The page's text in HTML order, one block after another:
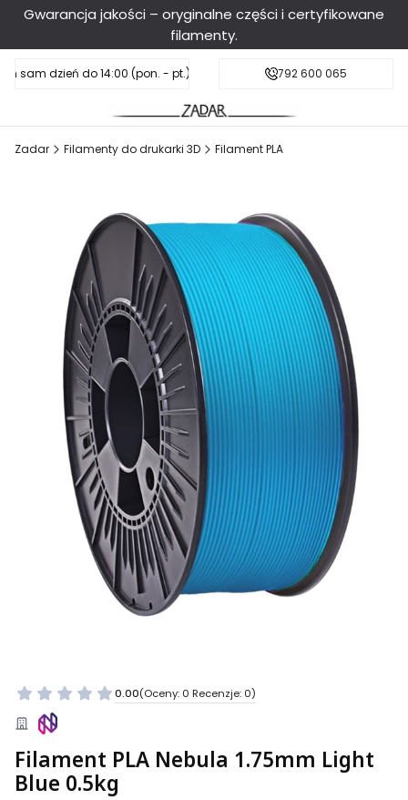
Gwarancja jakości – oryginalne części i certyfikowane
filamenty.
sam dzień do 14:00 (pon. - pt.), sobota do 11:00Darmowa dostawa od 199 zł
792 600 065
Zadar Filamenty do drukarki 3D Filament PLA
0.00(Oceny: 0 Recenzje: 0)
Filament PLA Nebula 1.75mm Light
Blue 0.5kg